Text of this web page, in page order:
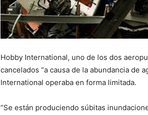
Hobby International, uno de los dos
cancelados “a causa de la abundancia de
International operaba en forma limitada.
“Se están produciendo súbitas